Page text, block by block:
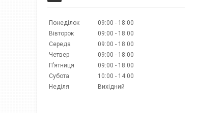
Понеділок 09:00
18:00
Вівторок
09:00
18:00
Середа
09:00
18:00
Четвер
09:00
18:00
Пʼятниця
09:00
18:00
Субота
10:00
14:00
Неділя
Вихідний